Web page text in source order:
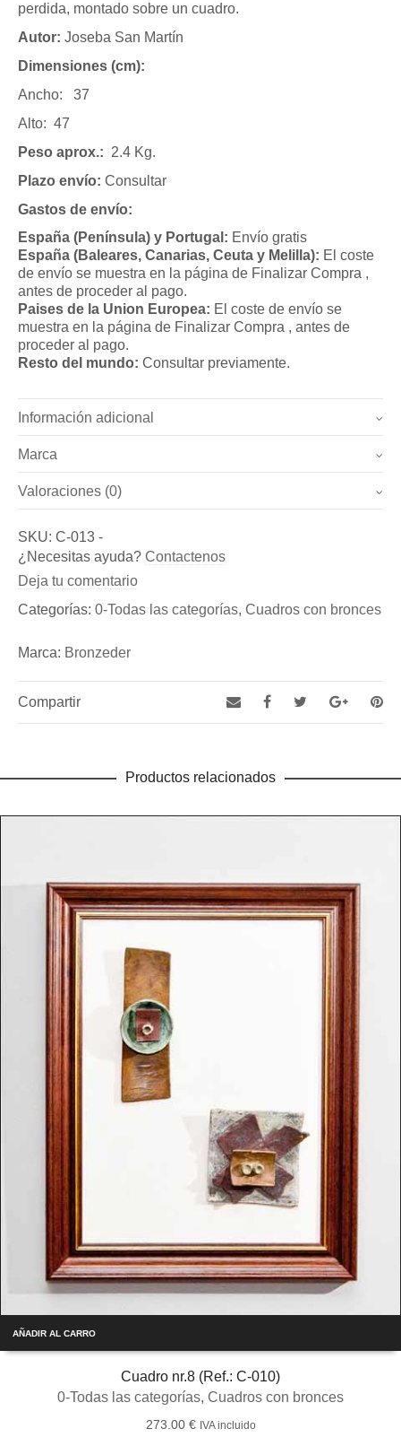
perdida, montado sobre un cuadro.
Autor: Joseba San Martín
Dimensiones (cm):
Ancho: 37
Alto: 47
Peso aprox.: 2.4 Kg.
Plazo envío: Consultar
Gastos de envío:
España (Península) y Portugal: Envío gratis
España (Baleares, Canarias, Ceuta y Melilla): El coste
de envío se muestra en la página de Finalizar Compra ,
antes de proceder al pago.
Paises de la Union Europea: El coste de envío se
muestra en la página de Finalizar Compra , antes de
proceder al pago.
Resto del mundo: Consultar previamente.
Información adicional
Peso
Dimensiones 37 × 47 cm
Marca
Marca
Bronzeder
Fundicion de Figuras de bronce y esculturas, así como
de Aldabas y Pomos de bronce para puertas exteriores
Valoraciones (0)
Sé el primero en valorar “Cuadro nr. 11 (REf.: C-013)”
Debes accederpara publicar una reseña.
SKU: C-013 -
¿Necesitas ayuda? Contactenos
Deja tu comentario
Categorías: 0-Todas las categorías, Cuadros con bronces
Marca: Bronzeder
Compartir
Productos relacionados
AÑADIR AL CARRO
Cuadro nr.8 (Ref.: C-010)
0-Todas las categorías, Cuadros con bronces
273.00 € IVA incluido